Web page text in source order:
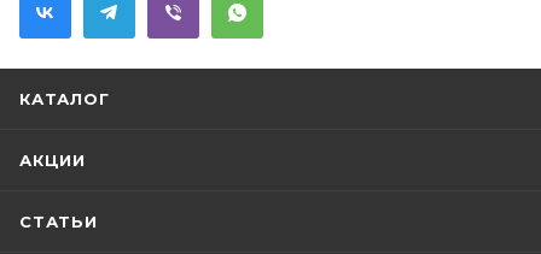
КАТАЛОГ
АКЦИИ
СТАТЬИ